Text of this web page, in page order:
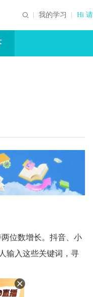
我的学习 Hi
位数增长。抖音、小
输入这些关键词，寻